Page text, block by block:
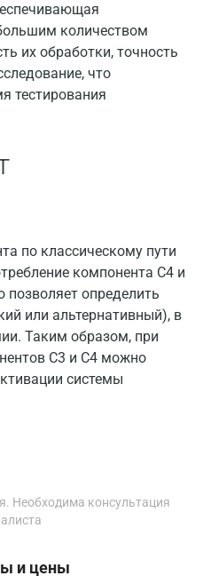
количеством
их обработки, точность
что
тестирования
по классическому пути
компонента С4 и
позволяет определить
или альтернативный), в
Таким образом, при
С3 и С4 можно
системы
Необходима консультация
и цены